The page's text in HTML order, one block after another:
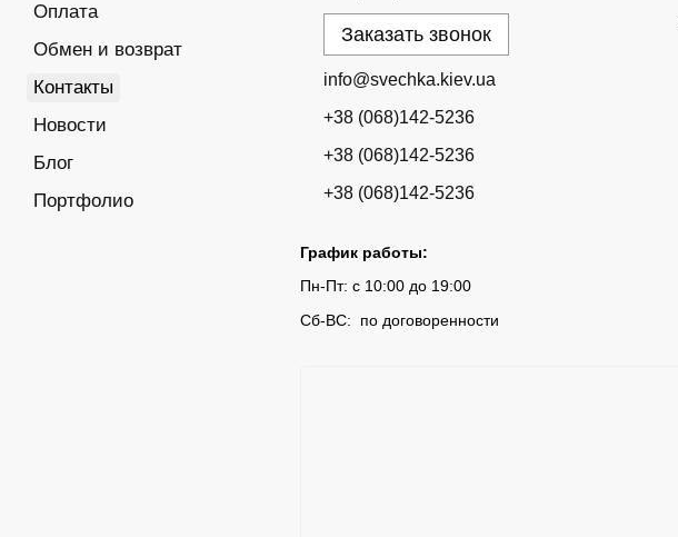
Заказать звонок
info@svechka.kiev.ua
+38 (068)142-5236
+38 (068)142-5236
+38 (068)142-5236
График работы:
Пн-Пт: с 10:00 до 19:00
Сб-ВС: по договоренности
Оплата
Обмен и возврат
Контакты
Новости
Блог
Портфолио